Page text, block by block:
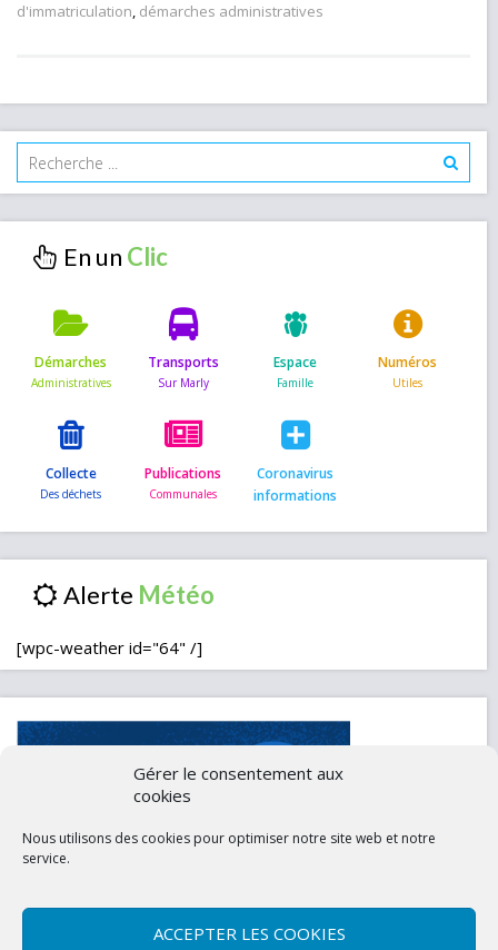
Gérer le consentement aux
cookies
Nous utilisons des cookies pour optimiser notre site web et notre
service.
ACCEPTER LES COOKIES
d'immatriculation, démarches administratives
En un
Démarches Transports Espace Numéros
Collecte Publications
Coronavirus
informations
Alerte
[wpc-weather id="64" /]